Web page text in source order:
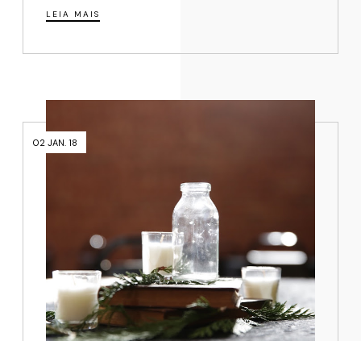
LEIA MAIS
02 JAN. 18